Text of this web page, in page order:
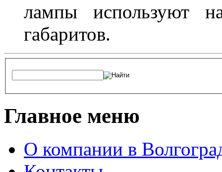
лампы используют
габаритов.
Главное меню
О компании в